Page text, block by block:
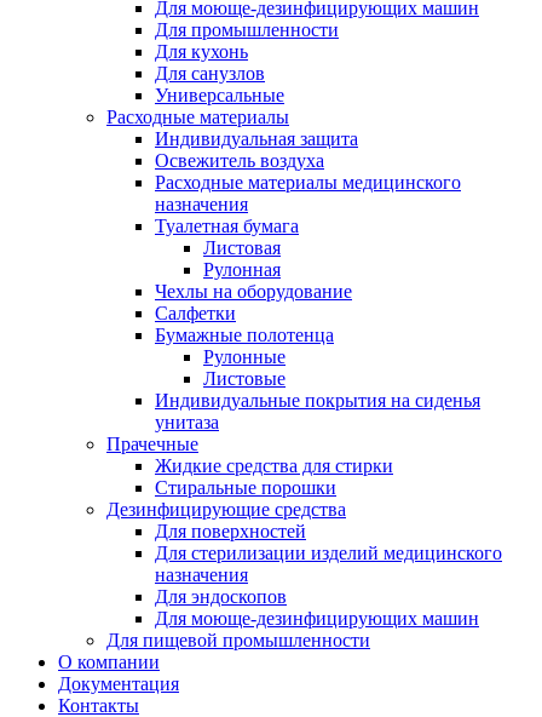
Для моюще-дезинфицирующих машин
Для промышленности
Для кухонь
Для санузлов
Универсальные
Расходные материалы
Индивидуальная защита
Освежитель воздуха
Расходные материалы медицинского
назначения
Туалетная бумага
Листовая
Рулонная
Чехлы на оборудование
Салфетки
Бумажные полотенца
Рулонные
Листовые
Индивидуальные покрытия на сиденья
унитаза
Прачечные
Жидкие средства для стирки
Стиральные порошки
Дезинфицирующие средства
Для поверхностей
Для стерилизации изделий медицинского
назначения
Для эндоскопов
Для моюще-дезинфицирующих машин
Для пищевой промышленности
О компании
Документация
Контакты